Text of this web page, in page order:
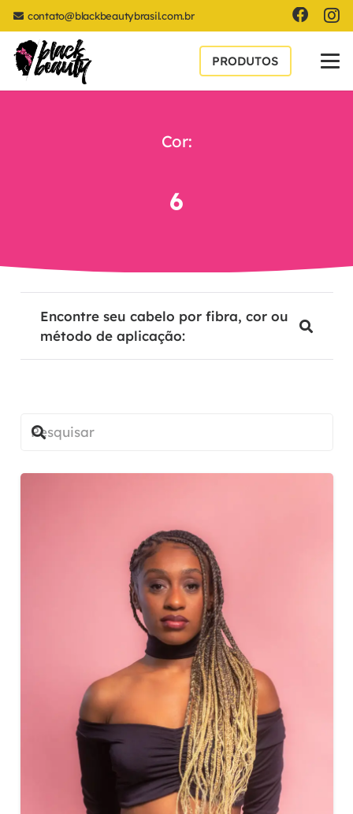
contato@blackbeautybrasil.com.br
PRODUTOS
Cor:
6
Encontre seu cabelo por fibra, cor ou
método de aplicação: